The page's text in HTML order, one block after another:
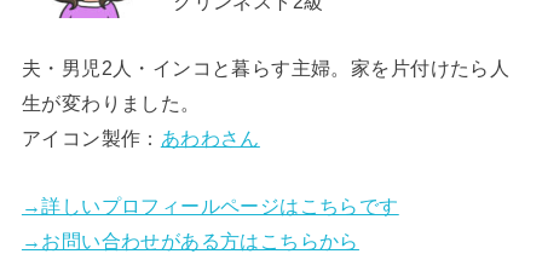
夫・男児2人・インコと暮らす主婦。家を片付けたら人
生が変わりました。
アイコン製作： あわわさん
→詳しいプロフィールページはこちらです
→お問い合わせがある方はこちらから